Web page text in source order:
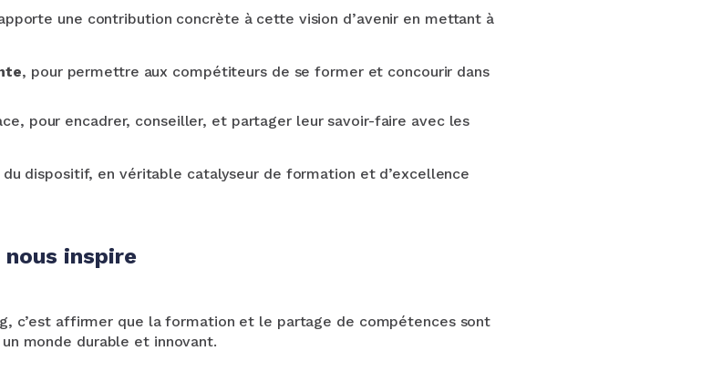
une contribution concrète à cette vision d’avenir en mettant à
, pour permettre aux compétiteurs de se former et concourir dans
pour encadrer, conseiller, et partager leur savoir-faire avec les
dispositif, en véritable catalyseur de formation et d’excellence
inspire
c’est affirmer que la formation et le partage de compétences sont
monde durable et innovant.